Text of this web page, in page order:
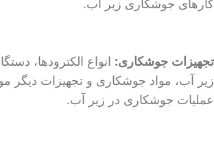
کارهای جوشکاری زیر آب.
تجهیزات جوشکاری: انواع الکترودها،
زیر آب، مواد جوشکاری و تجهیزات دیگر
عملیات جوشکاری در زیر آب.